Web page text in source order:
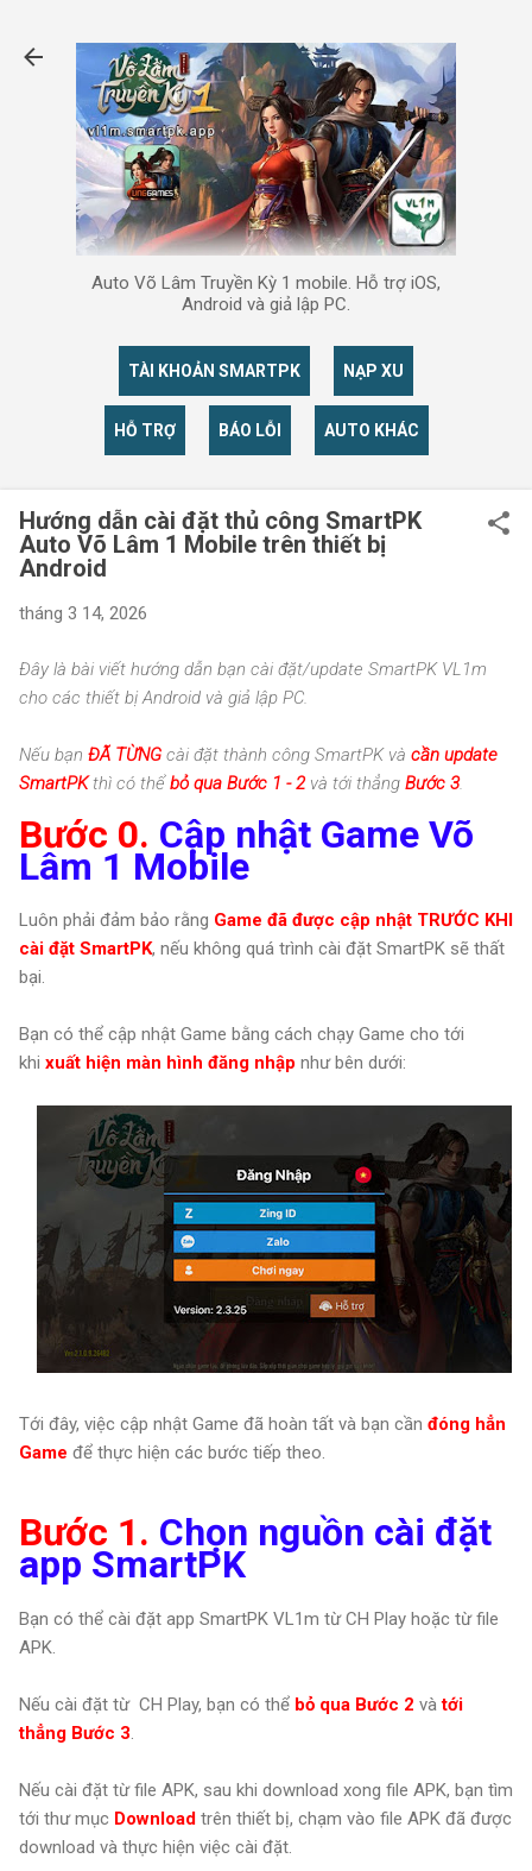
Auto Võ Lâm Truyền Kỳ 1 mobile. Hỗ trợ iOS,
Android và giả lập PC.
TÀI KHOẢN SMARTPK NẠP XU
HỖ TRỢ BÁO LỖI AUTO KHÁC
Hướng dẫn cài đặt thủ công SmartPK
Auto Võ Lâm 1 Mobile trên thiết bị
Android
tháng 3 14, 2026
Đây là bài viết hướng dẫn bạn cài đặt/update SmartPK VL1m
cho các thiết bị Android và giả lập PC.
Nếu bạn ĐÃ TỪNG cài đặt thành công SmartPK và cần update
SmartPKthì có thểbỏ qua Bước 1 - 2 và tới thẳng Bước 3.
Bước 0. Cập nhật Game Võ
Lâm 1 Mobile
Luôn phải đảm bảo rằng Game đã được cập nhật TRƯỚC KHI
cài đặt SmartPK, nếu không quá trình cài đặt SmartPK sẽ thất
bại.
Bạn có thể cập nhật Game bằng cách chạy Game cho tới
khi xuất hiện màn hình đăng nhập như bên dưới:
Tới đây, việc cập nhật Game đã hoàn tất và bạn cần đóng hẳn
Game để thực hiện các bước tiếp theo.
Bước 1. Chọn nguồn cài đặt
app SmartPK
Bạn có thể cài đặt app SmartPK VL1m từ CH Play hoặc từ file
APK.
Nếu cài đặt từ CH Play, bạn có thể bỏ qua Bước 2 vàtới
thẳng Bước 3
Nếu cài đặt từ file APK, sau khi download xong file APK, bạn tìm
tới thư mục Download trên thiết bị, chạm vào file APK đã được
download và thực hiện việc cài đặt.